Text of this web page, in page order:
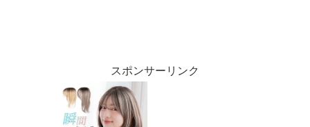
スポンサーリンク